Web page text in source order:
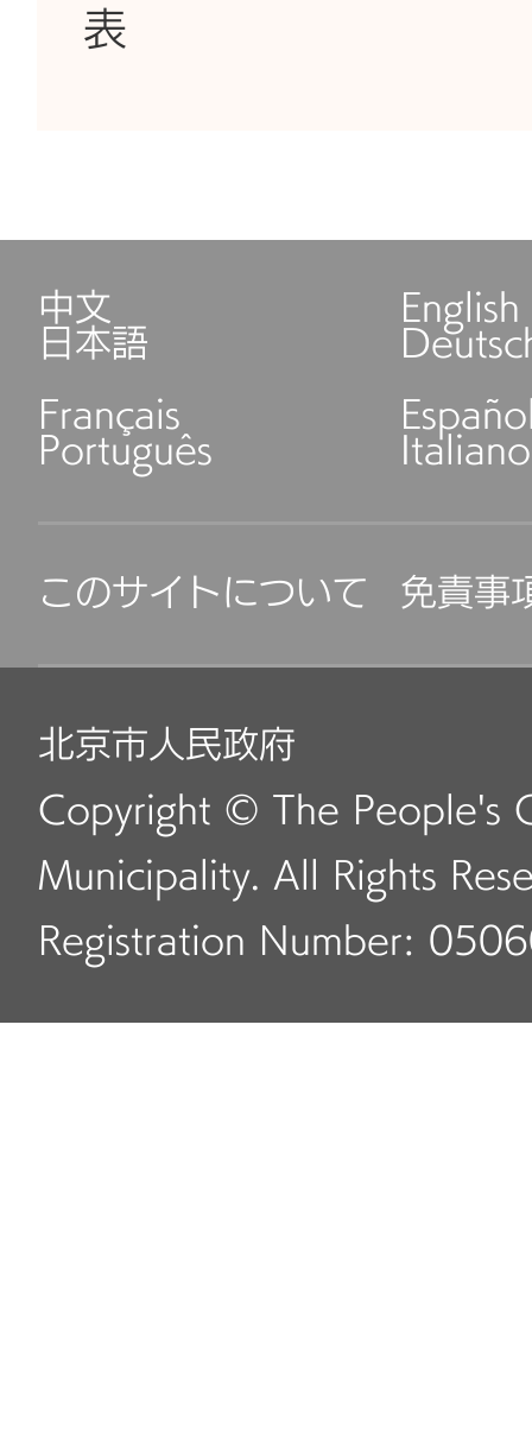
表
中文 English
日本語
Français
Português Italiano
このサイトについて 免責事
北京市人民政府
Copyright © The People's
Municipality. All Rights
Registration Number: